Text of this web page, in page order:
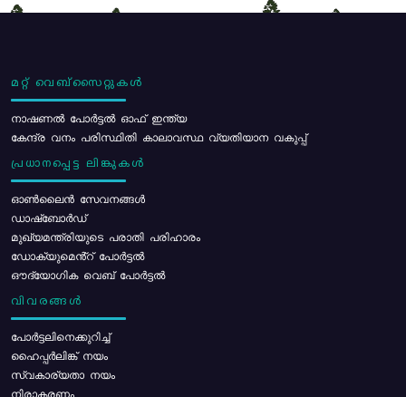
മറ്റ് വെബ്സൈറ്റുകൾ
നാഷണൽ പോർട്ടൽ ഓഫ് ഇന്ത്യ
കേന്ദ്ര വനം പരിസ്ഥിതി കാലാവസ്ഥ വ്യതിയാന വകുപ്പ്
പ്രധാനപ്പെട്ട ലിങ്കുകൾ
ഓൺലൈൻ സേവനങ്ങൾ
ഡാഷ്ബോർഡ്
മുഖ്യമന്ത്രിയുടെ പരാതി പരിഹാരം
ഡോക്യുമെൻ്റ് പോർട്ടൽ
ഔദ്യോഗിക വെബ് പോർട്ടൽ
വിവരങ്ങൾ
പോര്‍ട്ടലിനെക്കുറിച്ച്
ഹൈപ്പർലിങ്ക് നയം
സ്വകാര്യതാ നയം
നിരാകരണം